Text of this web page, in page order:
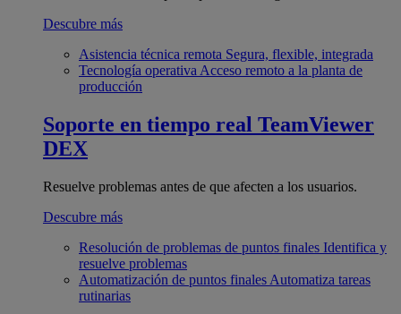
Descubre más
Asistencia técnica remota Segura, flexible, integrada
Tecnología operativa Acceso remoto a la planta de
producción
Soporte en tiempo real TeamViewer
DEX
Resuelve problemas antes de que afecten a los usuarios.
Descubre más
Resolución de problemas de puntos finales Identifica y
resuelve problemas
Automatización de puntos finales Automatiza tareas
rutinarias